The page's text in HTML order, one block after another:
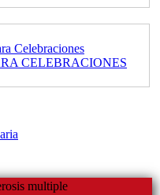
CELEBRACIONES